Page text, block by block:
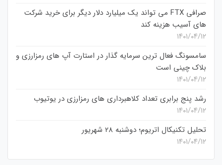
صرافی FTX می تواند یک میلیارد دلار دیگر برای خرید شرکت
های آسیب هزینه کند
۱۴۰۱/۰۴/۱۲
سامسونگ فعال‌ ترین سرمایه‌ گذار در استارت‌ آپ‌ های رمزارزی و
بلاک چینی است
۱۴۰۱/۰۴/۱۲
رشد پنج برابری تعداد کلاهبرداری های رمزارزی در یوتیوب
۱۴۰۱/۰۴/۱۲
تحلیل تکنیکال اتریوم؛ دوشنبه 28 شهریور
۱۴۰۱/۰۴/۱۲